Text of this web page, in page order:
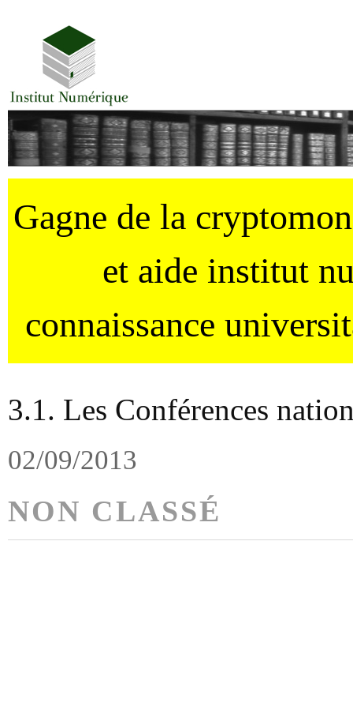
Gagne de la
et aide institut
connaissance
3.1. Les Conférences
02/09/2013
NON CLASSÉ